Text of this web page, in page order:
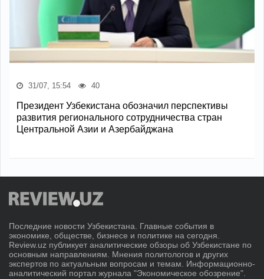
31/07, 15:54 40
Президент Узбекистана обозначил перспективы
развития регионального сотрудничества стран
Центральной Азии и Азербайджана
Последние новости Узбекистана. Главные события в
экономике, обществе, бизнесе и политике на сегодня.
Review.uz публикует аналитические обзоры об Узбекистане по
основным направлениям. Мнения политологов и других
экспертов по актуальным вопросам и темам. Информационно-
аналитический портал журнала "Экономическое обозрение".